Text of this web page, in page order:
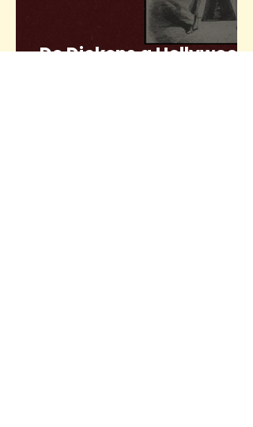
De Dickens a Hollywood: